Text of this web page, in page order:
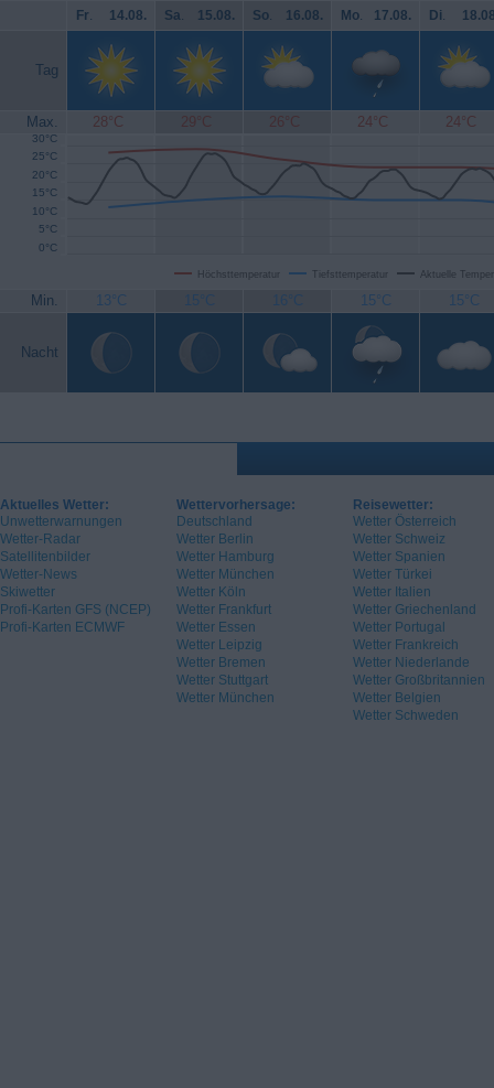
Fr. 14.08. Sa. 15.08. So. 16.08. Mo. 17.08. Di.
Tag
Max. 28°C 29°C 26°C 24°C 24°C
Höchsttemperatur Tiefsttemperatur Aktuelle
0°C
5°C
10°C
15°C
20°C
25°C
30°C
Min. 13°C 15°C 16°C 15°C 15°C
Nacht
Aktuelles Wetter:
Unwetterwarnungen
Wetter-Radar
Satellitenbilder
Wetter-News
Skiwetter
Profi-Karten GFS (NCEP)
Profi-Karten ECMWF
Wettervorhersage:
Deutschland
Wetter Berlin
Wetter Hamburg
Wetter München
Wetter Köln
Wetter Frankfurt
Wetter Essen
Wetter Leipzig
Wetter Bremen
Wetter Stuttgart
Wetter München
Reisewetter:
Wetter Österreich
Wetter Schweiz
Wetter Spanien
Wetter Türkei
Wetter Italien
Wetter Griechenland
Wetter Portugal
Wetter Frankreich
Wetter Niederlande
Wetter Großbritannien
Wetter Belgien
Wetter Schweden